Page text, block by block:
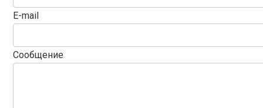
E-mail
Сообщение